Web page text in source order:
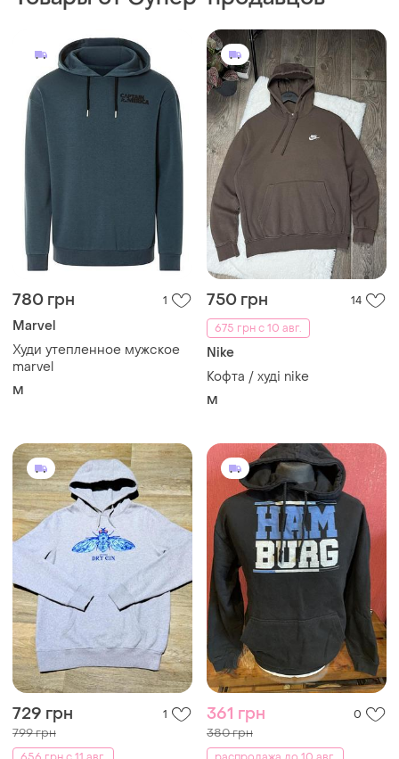
780 грн
Marvel
Худи утепленное мужское
marvel
750 грн
14
675 грн с 10 авг.
Nike
Кофта / худі nike
M
729 грн
799 грн
656 грн с 11 авг.
Continental
принтом , размер l .
и еще
361 грн
380 грн
распродажа до 10 авг.
Just Hoods
S и еще